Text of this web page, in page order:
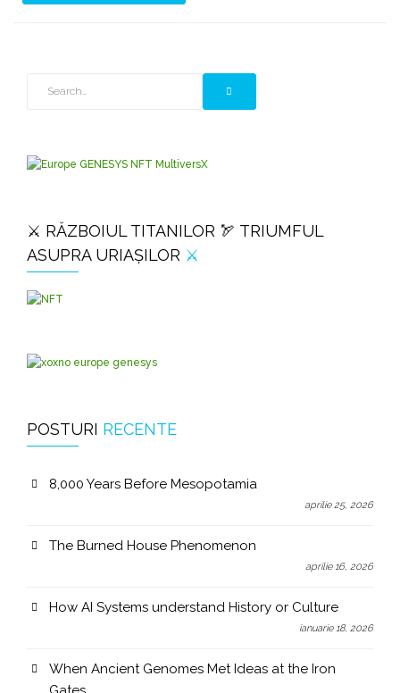
⚔️ RĂZBOIUL TITANILOR 🏹 TRIUMFUL
ASUPRA URIAȘILOR ⚔️
POSTURI RECENTE
8,000 Years Before Mesopotamia
aprilie 25, 2026
The Burned House Phenomenon
aprilie 16, 2026
How AI Systems understand History or Culture
ianuarie 18, 2026
When Ancient Genomes Met Ideas at the Iron